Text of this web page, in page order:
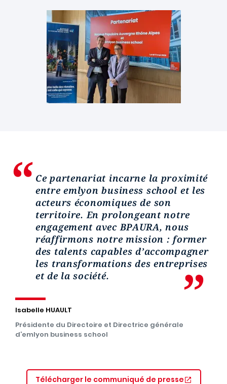
Images
Ce partenariat incarne la proximité
entreemlyon business school et les
acteurs économiques de son
territoire. En prolongeant notre
engagement avec BPAURA, nous
réaffirmons notre mission : former
des talents capables d’accompagner
les transformations des entreprises
et de la société.
Isabelle HUAULT
Présidente du Directoire et Directrice générale
d’emlyon business school
Télécharger le communiqué de presse